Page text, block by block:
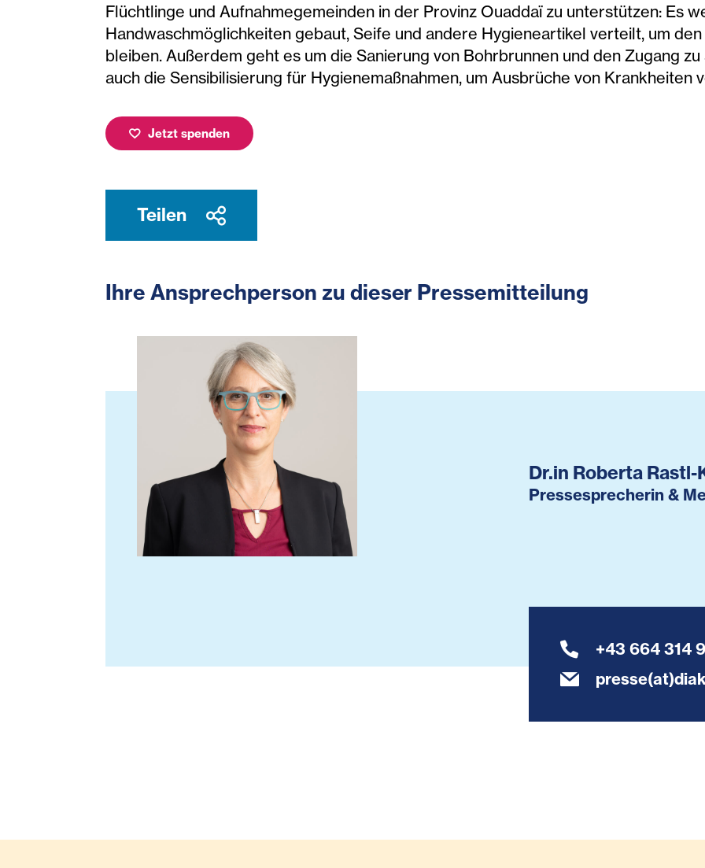
Flüchtlinge und Aufnahmegemeinden in der Provinz Ouaddaï zu unterstützen: Es
Handwaschmöglichkeiten gebaut, Seife und andere Hygieneartikel verteilt, um
bleiben. Außerdem geht es um die Sanierung von Bohrbrunnen und den Zugang
auch die Sensibilisierung für Hygienemaßnahmen, um Ausbrüche von Krankheiten
Jetzt spenden
Teilen
Ihre Ansprechperson zu dieser Pressemitteilung
Dr.in Roberta Rastl-
Pressesprecherin &
+43 664 314